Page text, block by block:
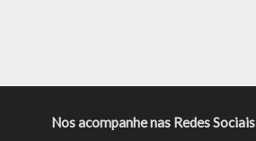
Nos acompanhe nas Redes Sociais